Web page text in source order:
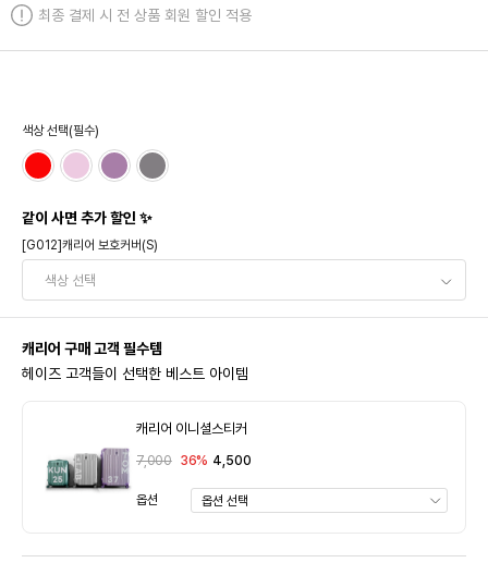
최종 결제 시 전 상품 회원 할인 적용
색상 선택(필수)
같이 사면 추가 할인 ✨
[G012]캐리어 보호커버(S)
캐리어 구매 고객 필수템
헤이즈 고객들이 선택한 베스트 아이템
캐리어 이니셜스티커
7,000 36% 4,500
옵션